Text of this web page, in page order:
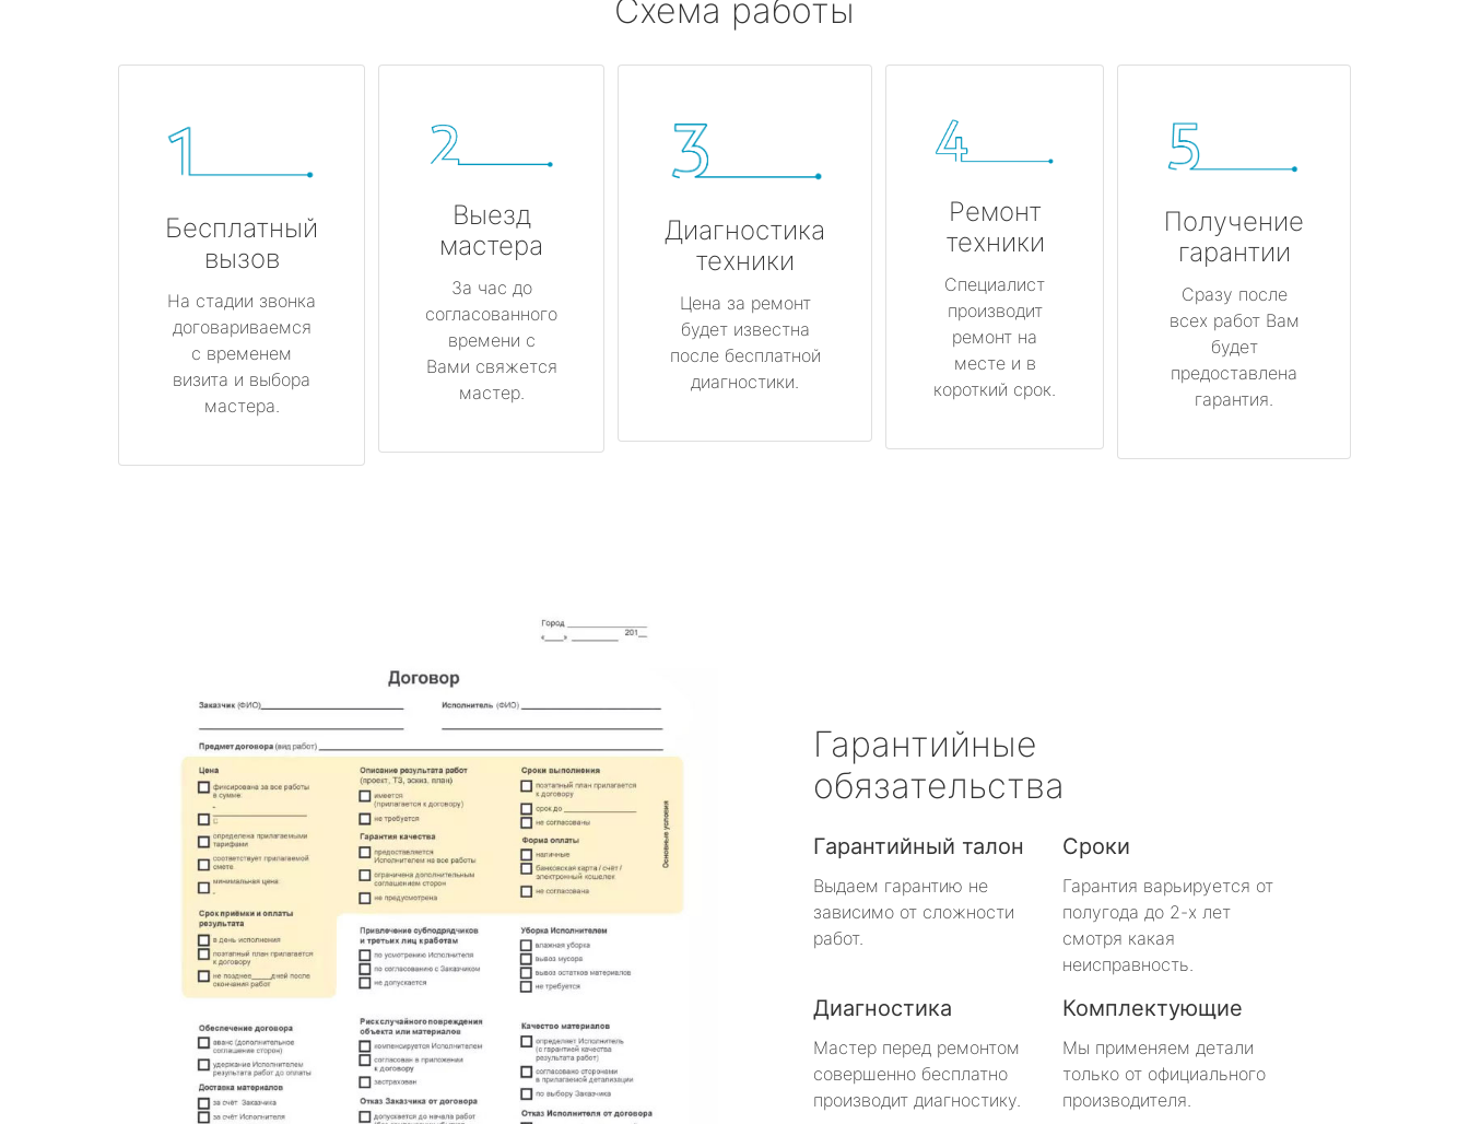
Схема работы
Бесплатный
вызов
На стадии звонка
договариваемся
с временем
визита и выбора
мастера.
Выезд
мастера
За час до
согласованного
времени с
Вами свяжется
мастер.
Диагностика
техники
Цена за ремонт
будет известна
после бесплатной
диагностики.
Ремонт
техники
Специалист
производит
ремонт на
месте и в
короткий срок.
Получение
гарантии
Сразу после
всех работ Вам
будет
предоставлена
гарантия.
Гарантийные
обязательства
Гарантийный талон
Выдаем гарантию не
зависимо от сложности
работ.
Сроки
Гарантия варьируется от
полугода до 2-х лет
смотря какая
неисправность.
Диагностика
Мастер перед ремонтом
совершенно бесплатно
производит диагностику.
Комплектующие
Мы применяем детали
только от официального
производителя.